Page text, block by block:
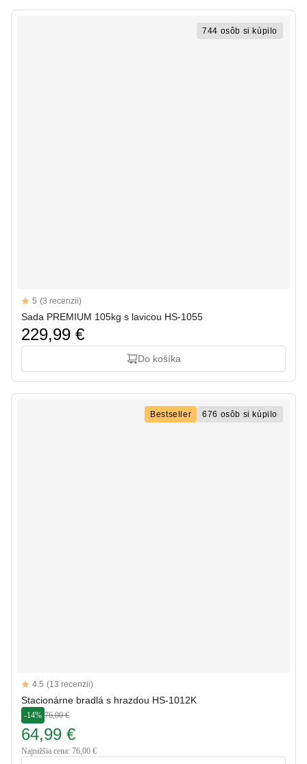
744 osôb si kúpilo
Reviews
5 out of 5 stars
5 (3 recenzii)
Sada PREMIUM 105kg s lavicou HS-1055
229,99 €
Do košíka
Bestseller 676 osôb si kúpilo
Reviews
4.5 out of 5 stars
4.5 (13 recenzii)
Stacionárne bradlá s hrazdou HS-1012K
-14% 76,00 €
64,99 €
Najnižšia cena: 76,00 €